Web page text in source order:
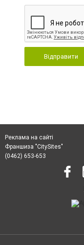
Відправити
Реклама на сайті
Франшиза "CitySites"
(0462) 653-653